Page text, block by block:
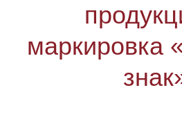
маркировка